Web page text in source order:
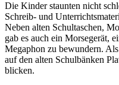
Die Kinder staunten nicht
Schreib- und
Neben alten Schultaschen,
gab es auch ein Morsegerät,
Megaphon zu bewundern.
auf den alten Schulbänken
blicken.